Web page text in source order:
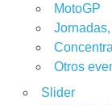
MotoGP
Otros
Slider